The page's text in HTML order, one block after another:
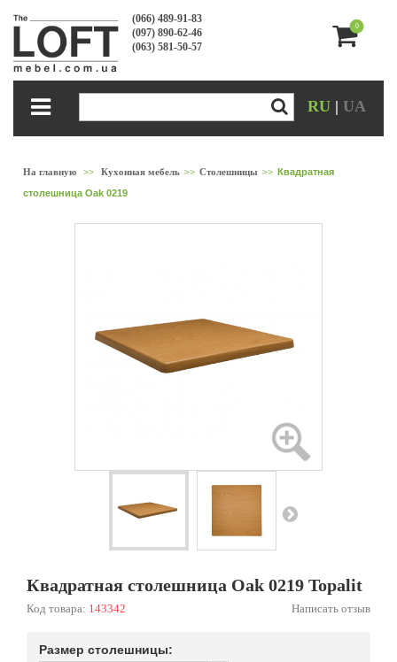
(066) 489-91-83
(097) 890-62-46
(063) 581-50-57
0
RU | UA
На главную >> Кухонная мебель >> Столешницы >> Квадратная
столешница Oak 0219
Квадратная столешница Oak 0219 Topalit
Код товара: 143342 Написать отзыв
Размер столешницы: